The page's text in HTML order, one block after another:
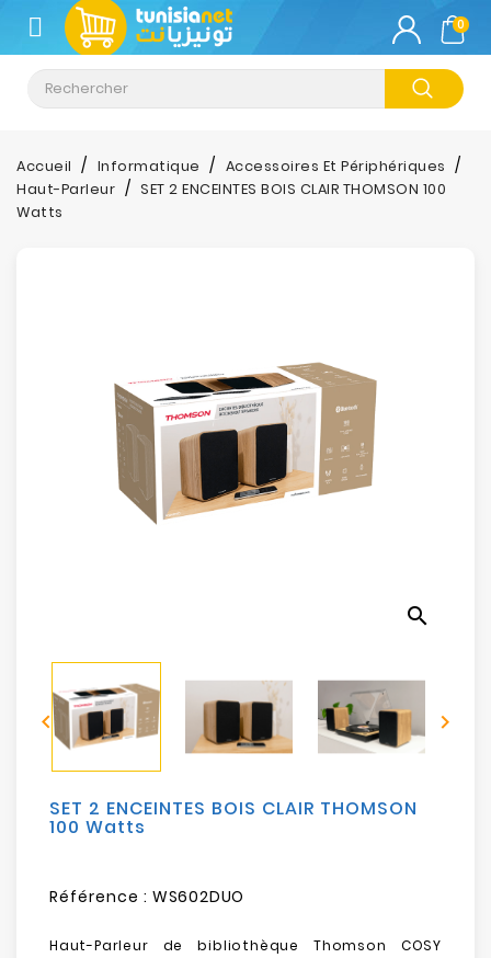
CATÉGORIE
Climatisation
Informatique
Téléphonie
Electroménager
Sécurité
Mobilités
Loisirs
0
Accueil Informatique
Accessoires Et Périphériques
Haut-Parleur
SET 2 ENCEINTES BOIS CLAIR THOMSON 100
Watts
search
 
SET 2 ENCEINTES BOIS CLAIR THOMSON
100 Watts
Référence : WS602DUO
Haut-Parleur de bibliothèque Thomson COSY